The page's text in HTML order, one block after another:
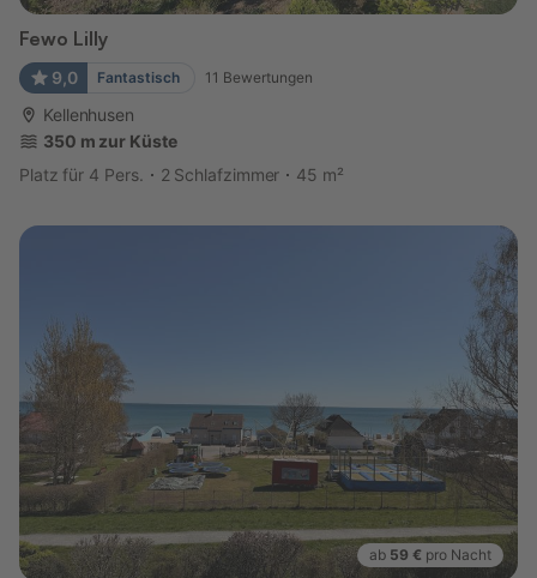
Fewo Lilly
9,0 Fantastisch 11 Bewertungen
Kellenhusen
350 m zur Küste
Platz für 4 Pers.
2 Schlafzimmer 45 m²
ab 59 € pro Nacht